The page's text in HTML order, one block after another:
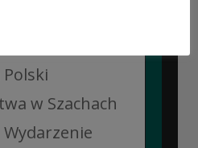
się
w Szachach
Wydarzenie